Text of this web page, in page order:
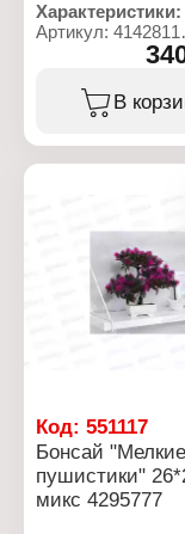
Характеристики:
Артикул: 4142811
Декоративное
Вариация: Бонсай
Дизайн:
Конструкция: в
Материал:
Цвет: в
В
Код: 551117
Бонсай "Мелкие
пушистики"
микс 4295777